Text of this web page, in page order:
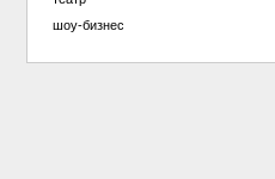
шоу-бизнес